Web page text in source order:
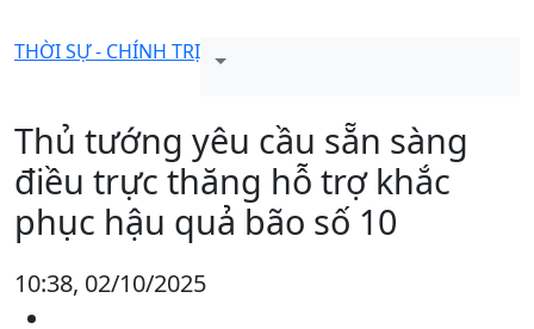
THỜI SỰ - CHÍNH TRỊ
Thủ tướng yêu cầu sẵn sàng
điều trực thăng hỗ trợ khắc
phục hậu quả bão số 10
10:38, 02/10/2025